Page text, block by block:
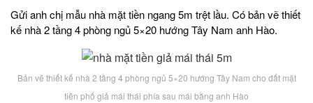
Gửi anh chị mẫu nhà mặt tiền ngang 5m trệt lầu. Có bản vẽ thiết
kế nhà 2 tầng 4 phòng ngủ 5×20 hướng Tây Nam anh Hào.
Bản vẽ thiết kế nhà 2 tầng 4 phòng ngủ 5×20 hướng Tây Nam cho đất mặt
tiền phố giả mái thái phía sau mái bằng anh Hào